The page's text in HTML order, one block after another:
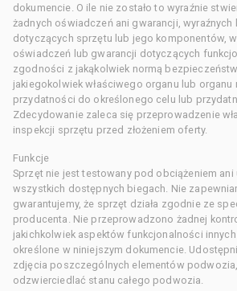
dokumencie. O ile nie zostało to wyraźnie
żadnych oświadczeń ani gwarancji, wyraźnych
dotyczących sprzętu lub jego komponentów,
oświadczeń lub gwarancji dotyczących
zgodności z jakąkolwiek normą
jakiegokolwiek właściwego organu lub organu
przydatności do określonego celu lub
Zdecydowanie zaleca się przeprowadzenie
inspekcji sprzętu przed złożeniem oferty.
Funkcje
Sprzęt nie jest testowany pod obciążeniem ani
wszystkich dostępnych biegach. Nie
gwarantujemy, że sprzęt działa zgodnie ze
producenta. Nie przeprowadzono żadnej
jakichkolwiek aspektów funkcjonalności
określone w niniejszym dokumencie.
zdjęcia poszczególnych elementów
odzwierciedlać stanu całego podwozia.